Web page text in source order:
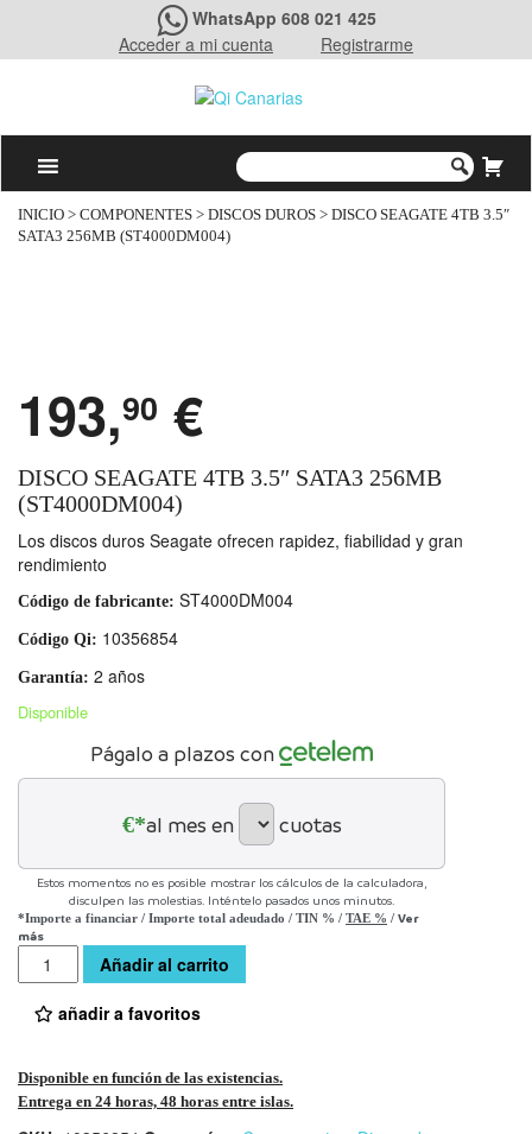
WhatsApp 608 021 425
Acceder a mi cuenta
Registrarme
INICIO > COMPONENTES > DISCOS DUROS > DISCO SEAGATE 4TB 3.5″
SATA3 256MB (ST4000DM004)
193,90 €
DISCO SEAGATE 4TB 3.5″ SATA3 256MB
(ST4000DM004)
Los discos duros Seagate ofrecen rapidez, fiabilidad y gran
rendimiento
Código de fabricante: ST4000DM004
Código Qi: 10356854
Garantía: 2 años
Disponible
Págalo a plazos con
€*al mes en cuotas
Estos momentos no es posible mostrar los cálculos de la calculadora,
disculpen las molestias. Inténtelo pasados unos minutos.
*Importe a financiar / Importe total adeudado / TIN % / TAE % / Ver
más
Cantidad Añadir al carrito
añadir a favoritos
Disponible en función de las existencias.
Entrega en 24 horas, 48 horas entre islas.